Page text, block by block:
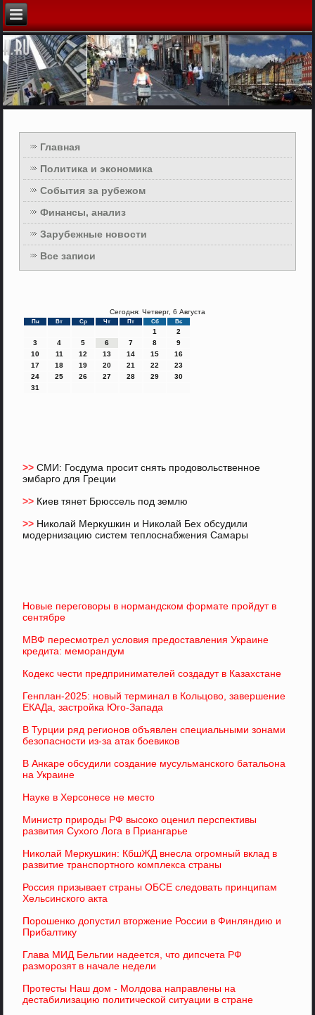
Главная
Политика и экономика
События за рубежом
Финансы, анализ
Зарубежные новости
Все записи
Сегодня: Четверг, 6 Августа
Пн Вт Ср Чт Пт Сб Вс
1
2
3
4 5 6 7 8
9
10
11 12 13 14 15
16
17
18 19 20 21 22
23
24
25 26 27 28 29
30
31
>>СМИ: Госдума просит снять продовольственное
эмбарго для Греции
>> Киев тянет Брюссель под землю
>> Николай Меркушкин и Николай Бех обсудили
модернизацию систем теплоснабжения Самары
Новые переговоры в нормандском формате пройдут в
сентябре
МВФ пересмотрел условия предоставления Украине
кредита: меморандум
Кодекс чести предпринимателей создадут в Казахстане
Генплан-2025: новый терминал в Кольцово, завершение
ЕКАДа, застройка Юго-Запада
В Турции ряд регионов объявлен специальными зонами
безопасности из-за атак боевиков
В Анкаре обсудили создание мусульманского батальона
на Украине
Науке в Херсонесе не место
Министр природы РФ высоко оценил перспективы
развития Сухого Лога в Приангарье
Николай Меркушкин: КбшЖД внесла огромный вклад в
развитие транспортного комплекса страны
Россия призывает страны ОБСЕ следовать принципам
Хельсинского акта
Порошенко допустил вторжение России в Финляндию и
Прибалтику
Глава МИД Бельгии надеется, что дипсчета РФ
разморозят в начале недели
Протесты Наш дом - Молдова направлены на
дестабилизацию политической ситуации в стране